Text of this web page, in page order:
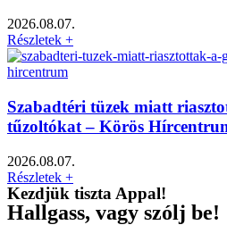
2026.08.07.
Részletek +
Szabadtéri tüzek miatt
tűzoltókat – Körös
2026.08.07.
Részletek +
Kezdjük tiszta Appal!
Hallgass, vagy szólj be!